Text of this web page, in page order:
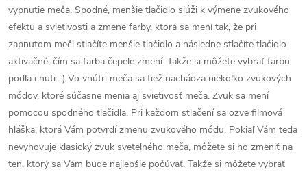
vypnutie meča. Spodné, menšie tlačidlo slúži k výmene zvukového
efektu a svietivosti a zmene farby, ktorá sa mení tak, že pri
zapnutom meči stlačíte menšie tlačidlo a následne stlačíte tlačidlo
aktivačné, čím sa farba čepele zmení. Takže si môžete vybrať farbu
podľa chuti. :) Vo vnútri meča sa tiež nachádza niekoľko zvukových
módov, ktoré súčasne menia aj svietivosť meča. Zvuk sa mení
pomocou spodného tlačidla. Pri každom stlačení sa ozve filmová
hláška, ktorá Vám potvrdí zmenu zvukového módu. Pokiaľ Vám teda
nevyhovuje klasický zvuk svetelného meča, môžete si ho zmeniť na
ten, ktorý sa Vám bude najlepšie počúvať. Takže si môžete vybrať